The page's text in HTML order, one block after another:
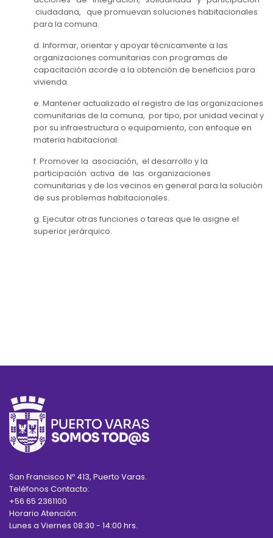
ciudadana, que promuevan soluciones habitacionales
para la comuna.
d. Informar, orientar y apoyar técnicamente a las
organizaciones comunitarias con programas de
capacitación acorde a la obtención de beneficios para
vivienda.
e. Mantener actualizado el registro de las organizaciones
comunitarias de la comuna, por tipo, por unidad vecinal y
por su infraestructura o equipamiento, con enfoque en
materia habitacional.
f. Promover la asociación, el desarrollo y la
participación activa de las organizaciones
comunitarias y de los vecinos en general para la solución
de sus problemas habitacionales.
g. Ejecutar otras funciones o tareas que le asigne el
superior jerárquico.
San Francisco Nº 413, Puerto Varas.
Teléfonos Contacto:
+56 65 2361100
Horario Atención:
Lunes a Viernes 08:30 - 14:00 hrs.